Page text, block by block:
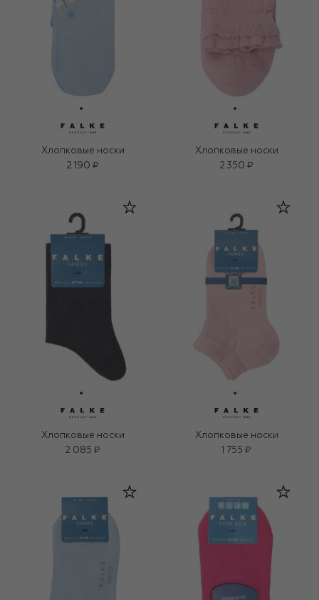
Хлопковые носки
2 190 ₽
Хлопковые носки
2 350 ₽
Хлопковые носки
2 085 ₽
Хлопковые носки
1 755 ₽